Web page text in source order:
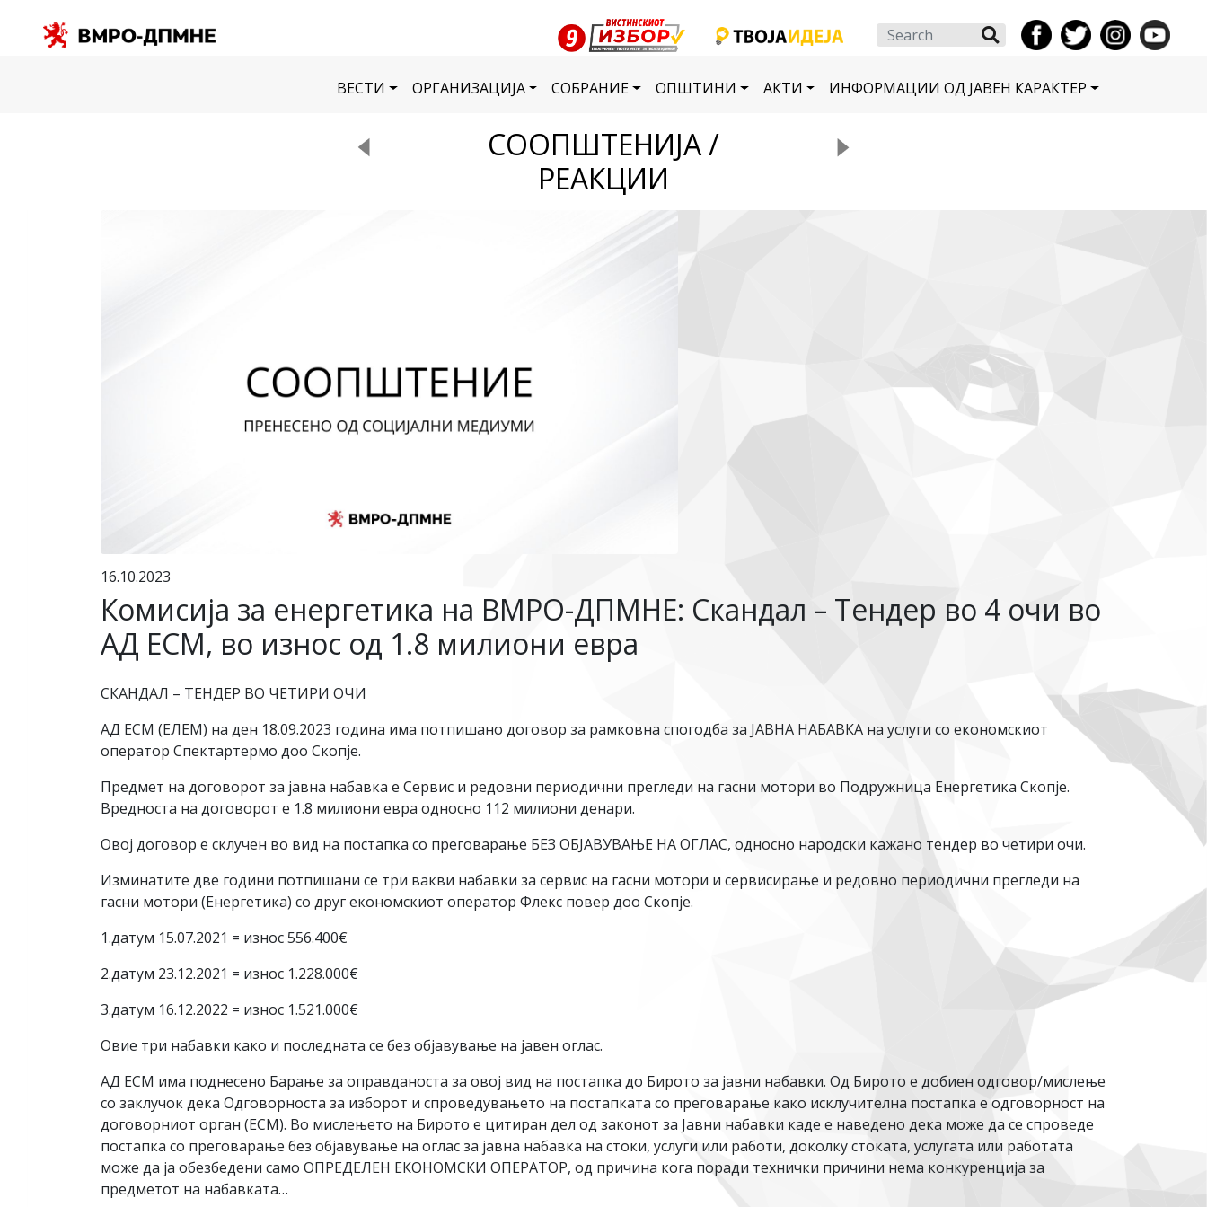
Search
ВЕСТИ ОРГАНИЗАЦИЈА СОБРАНИЕ ОПШТИНИ АКТИ ИНФОРМАЦИИ ОД ЈАВЕН КАРАКТЕР
СООПШТЕНИЈА /
РЕАКЦИИ
16.10.2023
Комисија за енергетика на ВМРО-ДПМНЕ: Скандал – Тендер во 4 очи во
АД ЕСМ, во износ од 1.8 милиони евра
СКАНДАЛ – ТЕНДЕР ВО ЧЕТИРИ ОЧИ
АД ЕСМ (ЕЛЕМ) на ден 18.09.2023 година има потпишано договор за рамковна спогодба за ЈАВНА НАБАВКА на услуги со економскиот
оператор Спектартермо доо Скопје.
Предмет на договорот за јавна набавка е Сервис и редовни периодични прегледи на гасни мотори во Подружница Енергетика Скопје.
Вредноста на договорот е 1.8 милиони евра односно 112 милиони денари.
Овој договор е склучен во вид на постапка со преговарање БЕЗ ОБЈАВУВАЊЕ НА ОГЛАС, односно народски кажано тендер во четири очи.
Изминатите две години потпишани се три вакви набавки за сервис на гасни мотори и сервисирање и редовно периодични прегледи на
гасни мотори (Енергетика) со друг економскиот оператор Флекс повер доо Скопје.
1.датум 15.07.2021 = износ 556.400€
2.датум 23.12.2021 = износ 1.228.000€
3.датум 16.12.2022 = износ 1.521.000€
Овие три набавки како и последната се без објавување на јавен оглас.
АД ЕСМ има поднесено Барање за оправданоста за овој вид на постапка до Бирото за јавни набавки. Од Бирото е добиен одговор/мислење
со заклучок дека Одговорноста за изборот и спроведувањето на постапката со преговарање како исклучителна постапка е одговорност на
договорниот орган (ЕСМ). Во мислењето на Бирото е цитиран дел од законот за Јавни набавки каде е наведено дека може да се спроведе
постапка со преговарање без објавување на оглас за јавна набавка на стоки, услуги или работи, доколку стоката, услугата или работата
може да ја обезбедени само ОПРЕДЕЛЕН ЕКОНОМСКИ ОПЕРАТОР, од причина кога поради технички причини нема конкуренција за
предметот на набавката…